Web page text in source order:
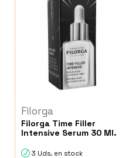
Filorga
Filorga Time Filler
Intensive Serum 30 Ml.
3 Uds. en stock